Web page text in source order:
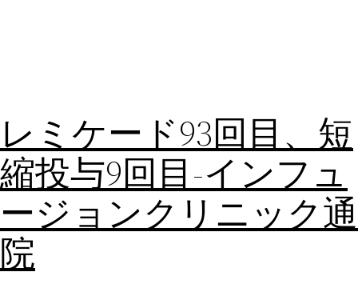
レミケード93回目、短
縮投与9回目-インフュ
ージョンクリニック通
院